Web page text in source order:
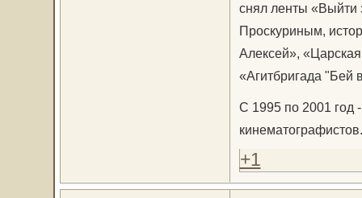
снял ленты «Выйти
Проскуриным,
Алексей»,
«Агитбригада "Бей
С 1995 по 2001 год
+1